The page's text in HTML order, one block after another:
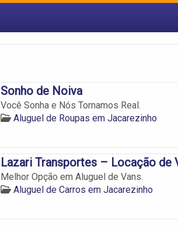
Sonho de Noiva
Você Sonha e Nós Tornamos Real.
Aluguel de Roupas em Jacarezinho
Lazari Transportes – Locação de
Melhor Opção em Aluguel de Vans.
Aluguel de Carros em Jacarezinho